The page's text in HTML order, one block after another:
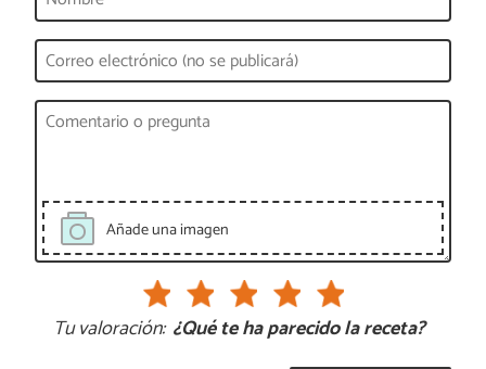
Añade una imagen
Tu valoración: ¿Qué te ha parecido la receta?